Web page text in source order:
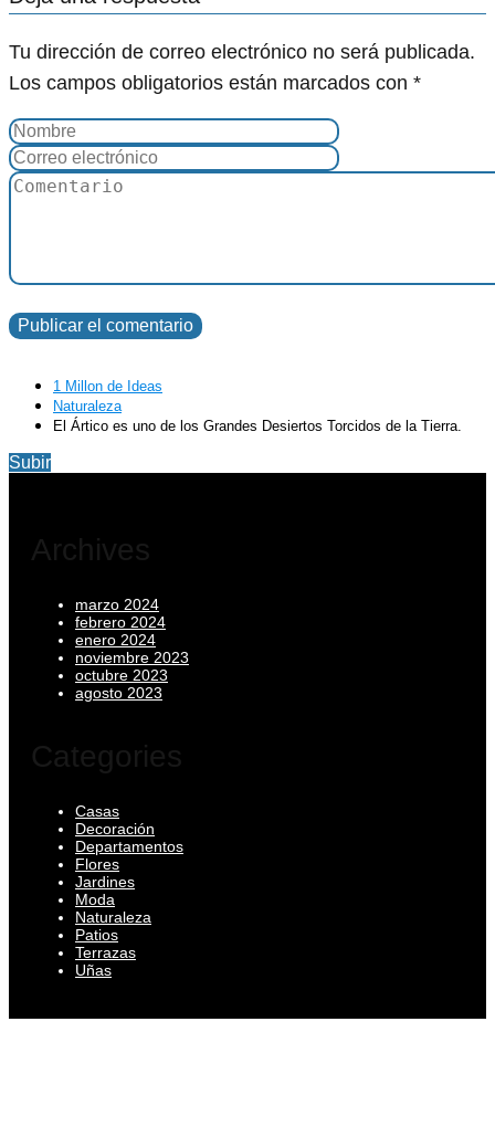
Tu dirección de correo electrónico no será publicada.
Los campos obligatorios están marcados con *
1 Millon de Ideas
Naturaleza
El Ártico es uno de los Grandes Desiertos Torcidos de la Tierra.
Subir
Archives
marzo 2024
febrero 2024
enero 2024
noviembre 2023
octubre 2023
agosto 2023
Categories
Casas
Decoración
Departamentos
Flores
Jardines
Moda
Naturaleza
Patios
Terrazas
Uñas